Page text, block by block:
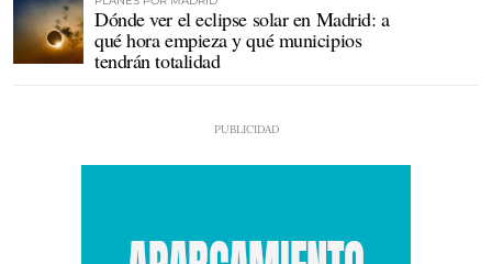
Dónde ver el eclipse solar en Madrid: a
qué hora empieza y qué municipios
tendrán totalidad